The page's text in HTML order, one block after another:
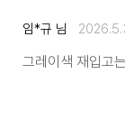
임*규 님
그레이색 재입고